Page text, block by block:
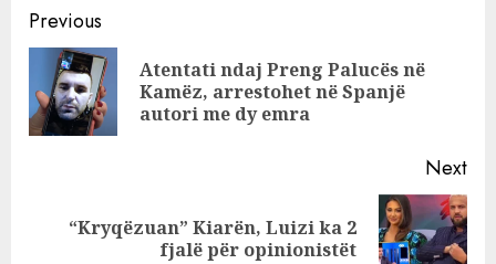
publikun shqiptar
Continue
Reading
Previous
Atentati ndaj Preng Palucës në
Kamëz, arrestohet në Spanjë
autori me dy emra
Next
Next“Kryqëzuan” Kiarën, Luizi ka 2
fjalë për opinionistët